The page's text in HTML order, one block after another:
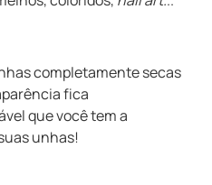
completamente secas
fica
que você tem a
unhas!